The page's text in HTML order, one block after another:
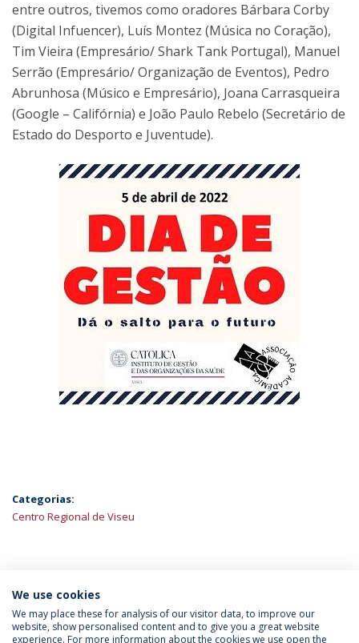
entre outros, tivemos como oradores Bárbara Corby
(Digital Infuencer), Luís Montez (Música no Coração),
Tim Vieira (Empresário/ Shark Tank Portugal), Manuel
Serrão (Empresário/ Organização de Eventos), Pedro
Abrunhosa (Músico e Empresário), Joana Carrasqueira
(Google – Califórnia) e João Paulo Rebelo (Secretário de
Estado do Desporto e Juventude).
Categorias:
Centro Regional de Viseu
ÚLTIMAS NOTÍCIAS
We use cookies
We may place these for analysis of our visitor data, to improve our
website, show personalised content and to give you a great website
experience. For more information about the cookies we use open the